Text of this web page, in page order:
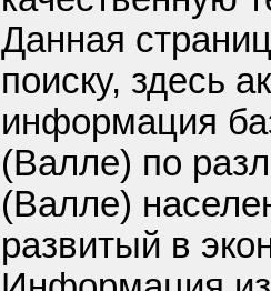
Данная
поиску, здесь
информация
(Валле) по
(Валле)
развитый в